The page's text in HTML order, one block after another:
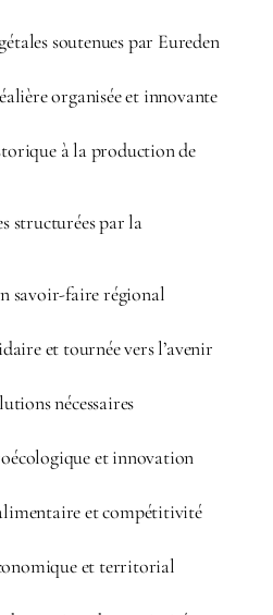
soutenues par Eureden
organisée et innovante
à la production de
structurées par la
savoir-faire régional
et tournée vers l’avenir
nécessaires
et innovation
et compétitivité
et territorial